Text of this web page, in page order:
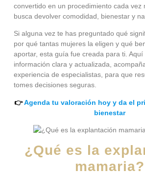
convertido en un procedimiento cada vez
busca devolver comodidad, bienestar y
Si alguna vez te has preguntado qué
por qué tantas mujeres la eligen y qué
aportar, esta guía fue creada para ti.
información clara y actualizada,
experiencia de especialistas, para que
tomes decisiones seguras.
👉Agenda tu valoración hoy y da el
bienestar
¿Qué es la
mamaria?